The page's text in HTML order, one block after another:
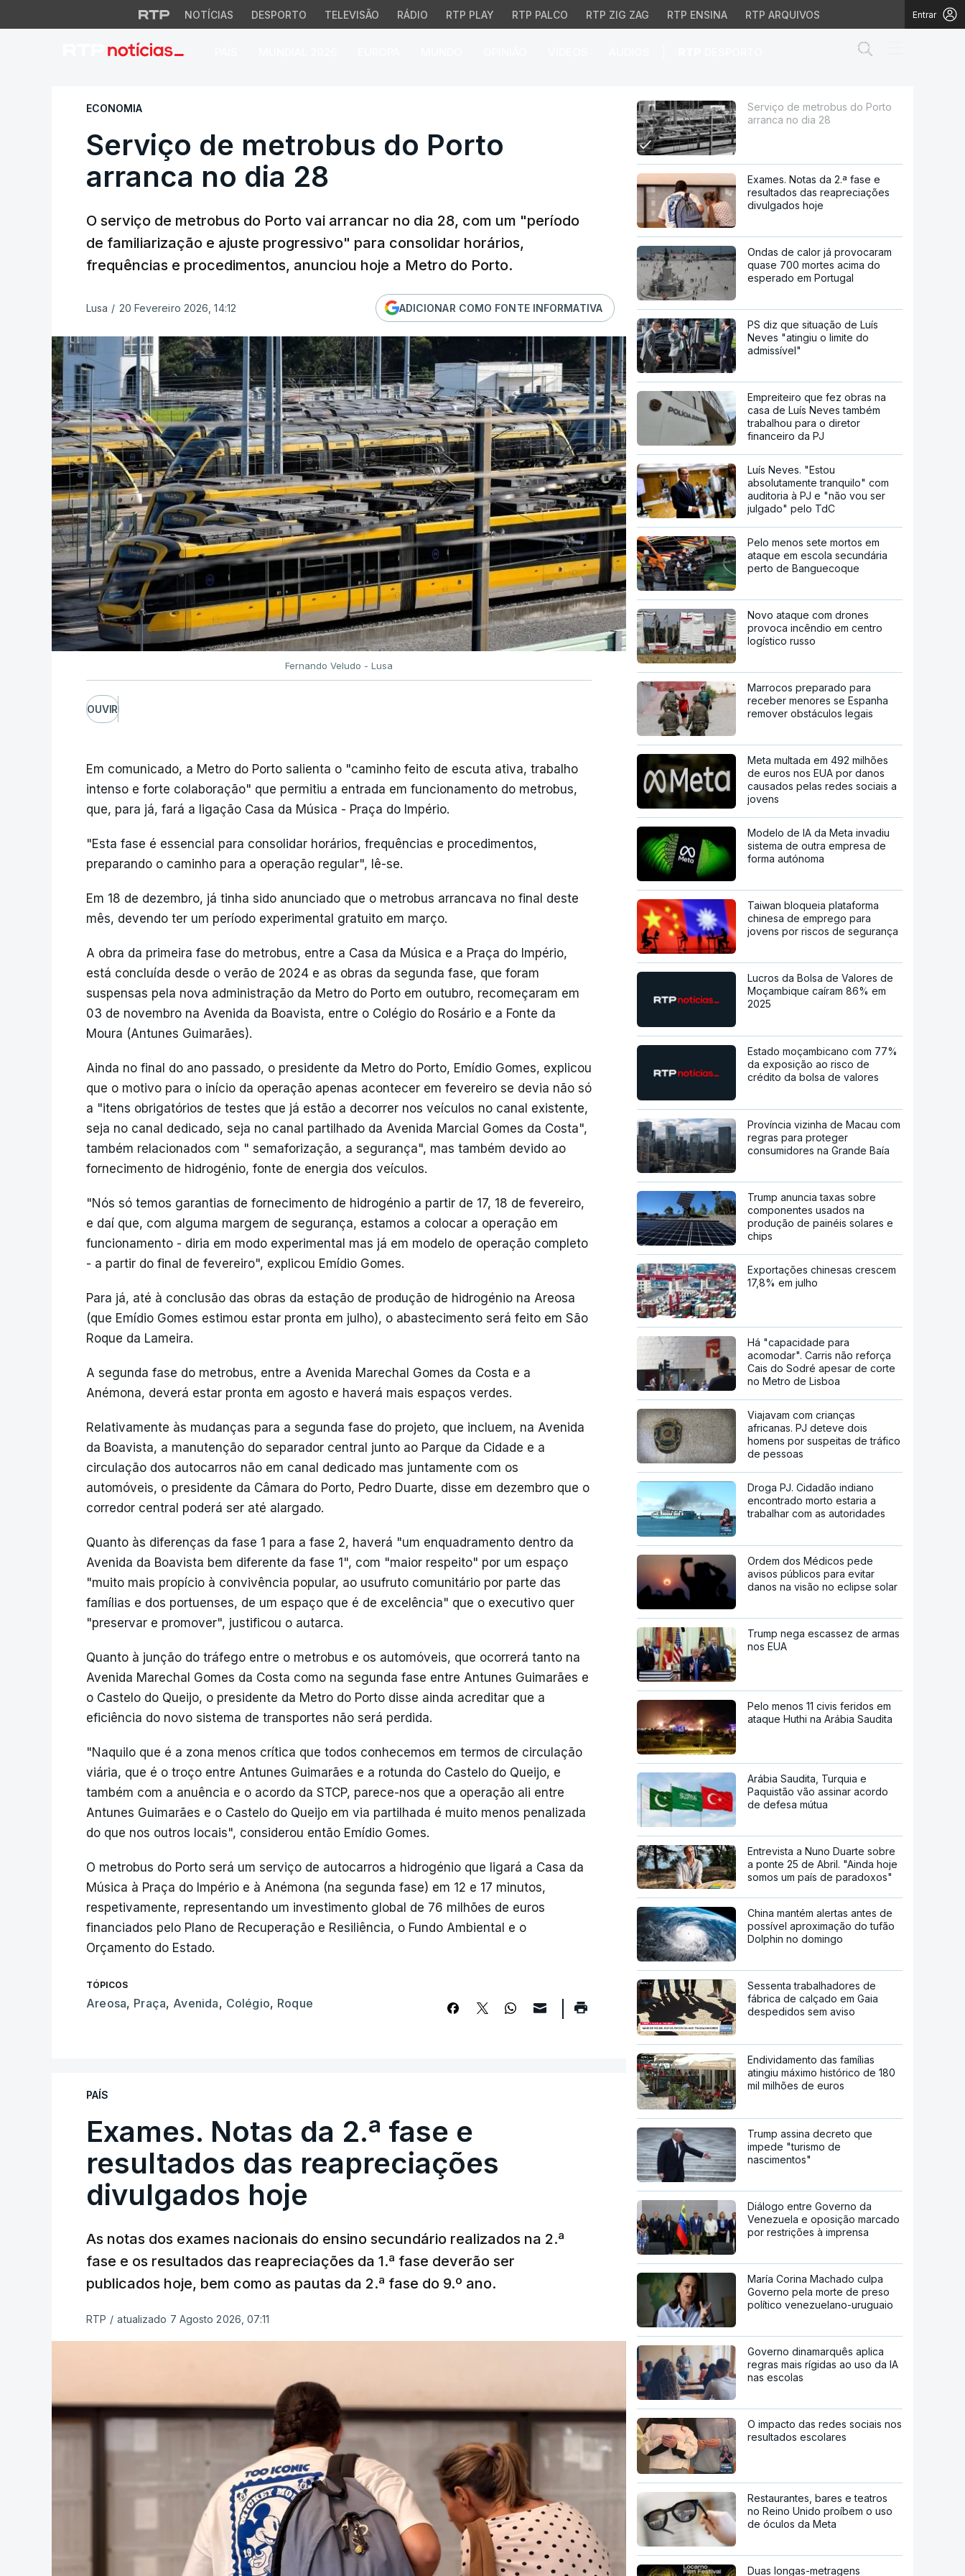
NOTÍCIAS DESPORTO TELEVISÃO RÁDIO RTP PLAY RTP PALCO RTP ZIG ZAG RTP ENSINA RTP ARQUIVOS Entrar
Serviço de metrobus do Porto arranca no dia 28
ECONOMIA
Serviço de metrobus do Porto
arranca no dia 28
O serviço de metrobus do Porto vai arrancar no dia 28, com um "período
de familiarização e ajuste progressivo" para consolidar horários,
frequências e procedimentos, anunciou hoje a Metro do Porto.
Lusa / 20 Fevereiro 2026, 14:12 ADICIONAR COMO FONTE INFORMATIVA
Fernando Veludo - Lusa
OUVIR
Em comunicado, a Metro do Porto salienta o "caminho feito de escuta ativa, trabalho
intenso e forte colaboração" que permitiu a entrada em funcionamento do metrobus,
que, para já, fará a ligação Casa da Música - Praça do Império.
"Esta fase é essencial para consolidar horários, frequências e procedimentos,
preparando o caminho para a operação regular", lê-se.
Em 18 de dezembro, já tinha sido anunciado que o metrobus arrancava no final deste
mês, devendo ter um período experimental gratuito em março.
A obra da primeira fase do metrobus, entre a Casa da Música e a Praça do Império,
está concluída desde o verão de 2024 e as obras da segunda fase, que foram
suspensas pela nova administração da Metro do Porto em outubro, recomeçaram em
03 de novembro na Avenida da Boavista, entre o Colégio do Rosário e a Fonte da
Moura (Antunes Guimarães).
Ainda no final do ano passado, o presidente da Metro do Porto, Emídio Gomes, explicou
que o motivo para o início da operação apenas acontecer em fevereiro se devia não só
a "itens obrigatórios de testes que já estão a decorrer nos veículos no canal existente,
seja no canal dedicado, seja no canal partilhado da Avenida Marcial Gomes da Costa",
também relacionados com " semaforização, a segurança", mas também devido ao
fornecimento de hidrogénio, fonte de energia dos veículos.
"Nós só temos garantias de fornecimento de hidrogénio a partir de 17, 18 de fevereiro,
e daí que, com alguma margem de segurança, estamos a colocar a operação em
funcionamento - diria em modo experimental mas já em modelo de operação completo
- a partir do final de fevereiro", explicou Emídio Gomes.
Para já, até à conclusão das obras da estação de produção de hidrogénio na Areosa
(que Emídio Gomes estimou estar pronta em julho), o abastecimento será feito em São
Roque da Lameira.
A segunda fase do metrobus, entre a Avenida Marechal Gomes da Costa e a
Anémona, deverá estar pronta em agosto e haverá mais espaços verdes.
Relativamente às mudanças para a segunda fase do projeto, que incluem, na Avenida
da Boavista, a manutenção do separador central junto ao Parque da Cidade e a
circulação dos autocarros não em canal dedicado mas juntamente com os
automóveis, o presidente da Câmara do Porto, Pedro Duarte, disse em dezembro que o
corredor central poderá ser até alargado.
Quanto às diferenças da fase 1 para a fase 2, haverá "um enquadramento dentro da
Avenida da Boavista bem diferente da fase 1", com "maior respeito" por um espaço
"muito mais propício à convivência popular, ao usufruto comunitário por parte das
famílias e dos portuenses, de um espaço que é de excelência" que o executivo quer
"preservar e promover", justificou o autarca.
Quanto à junção do tráfego entre o metrobus e os automóveis, que ocorrerá tanto na
Avenida Marechal Gomes da Costa como na segunda fase entre Antunes Guimarães e
o Castelo do Queijo, o presidente da Metro do Porto disse ainda acreditar que a
eficiência do novo sistema de transportes não será perdida.
"Naquilo que é a zona menos crítica que todos conhecemos em termos de circulação
viária, que é o troço entre Antunes Guimarães e a rotunda do Castelo do Queijo, e
também com a anuência e o acordo da STCP, parece-nos que a operação ali entre
Antunes Guimarães e o Castelo do Queijo em via partilhada é muito menos penalizada
do que nos outros locais", considerou então Emídio Gomes.
O metrobus do Porto será um serviço de autocarros a hidrogénio que ligará a Casa da
Música à Praça do Império e à Anémona (na segunda fase) em 12 e 17 minutos,
respetivamente, representando um investimento global de 76 milhões de euros
financiados pelo Plano de Recuperação e Resiliência, o Fundo Ambiental e o
Orçamento do Estado.
TÓPICOS
Areosa, Praça, Avenida, Colégio, Roque
PAÍS
Exames. Notas da 2.ª fase e
resultados das reapreciações
divulgados hoje
As notas dos exames nacionais do ensino secundário realizados na 2.ª
fase e os resultados das reapreciações da 1.ª fase deverão ser
publicados hoje, bem como as pautas da 2.ª fase do 9.º ano.
RTP / atualizado 7 Agosto 2026, 07:11
Serviço de metrobus do Porto
arranca no dia 28
Exames. Notas da 2.ª fase e
resultados das reapreciações
divulgados hoje
Ondas de calor já provocaram
quase 700 mortes acima do
esperado em Portugal
PS diz que situação de Luís
Neves "atingiu o limite do
admissível"
Empreiteiro que fez obras na
casa de Luís Neves também
trabalhou para o diretor
financeiro da PJ
Luís Neves. "Estou
absolutamente tranquilo" com
auditoria à PJ e "não vou ser
julgado" pelo TdC
Pelo menos sete mortos em
ataque em escola secundária
perto de Banguecoque
Novo ataque com drones
provoca incêndio em centro
logístico russo
Marrocos preparado para
receber menores se Espanha
remover obstáculos legais
Meta multada em 492 milhões
de euros nos EUA por danos
causados pelas redes sociais a
jovens
Modelo de IA da Meta invadiu
sistema de outra empresa de
forma autónoma
Taiwan bloqueia plataforma
chinesa de emprego para
jovens por riscos de segurança
Lucros da Bolsa de Valores de
Moçambique caíram 86% em
2025
Estado moçambicano com 77%
da exposição ao risco de
crédito da bolsa de valores
Província vizinha de Macau com
regras para proteger
consumidores na Grande Baía
Trump anuncia taxas sobre
componentes usados na
produção de painéis solares e
chips
Exportações chinesas crescem
17,8% em julho
Há "capacidade para
acomodar". Carris não reforça
Cais do Sodré apesar de corte
no Metro de Lisboa
Viajavam com crianças
africanas. PJ deteve dois
homens por suspeitas de tráfico
de pessoas
Droga PJ. Cidadão indiano
encontrado morto estaria a
trabalhar com as autoridades
Ordem dos Médicos pede
avisos públicos para evitar
danos na visão no eclipse solar
Trump nega escassez de armas
nos EUA
Pelo menos 11 civis feridos em
ataque Huthi na Arábia Saudita
Arábia Saudita, Turquia e
Paquistão vão assinar acordo
de defesa mútua
Entrevista a Nuno Duarte sobre
a ponte 25 de Abril. "Ainda hoje
somos um país de paradoxos"
China mantém alertas antes de
possível aproximação do tufão
Dolphin no domingo
Sessenta trabalhadores de
fábrica de calçado em Gaia
despedidos sem aviso
Endividamento das famílias
atingiu máximo histórico de 180
mil milhões de euros
Trump assina decreto que
impede "turismo de
nascimentos"
Diálogo entre Governo da
Venezuela e oposição marcado
por restrições à imprensa
María Corina Machado culpa
Governo pela morte de preso
político venezuelano-uruguaio
Governo dinamarquês aplica
regras mais rígidas ao uso da IA
nas escolas
O impacto das redes sociais nos
resultados escolares
Restaurantes, bares e teatros
no Reino Unido proíbem o uso
de óculos da Meta
Duas longas-metragens